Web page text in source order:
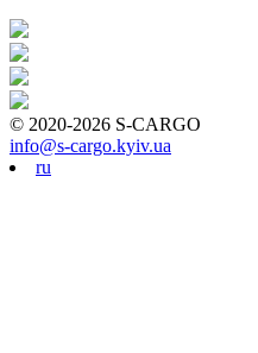
© 2020-2026 S-CARGO
info@s-cargo.kyiv.ua
ru